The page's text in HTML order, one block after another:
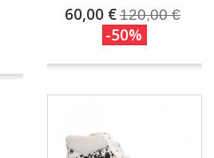
60,00 €120,00 €
-50%